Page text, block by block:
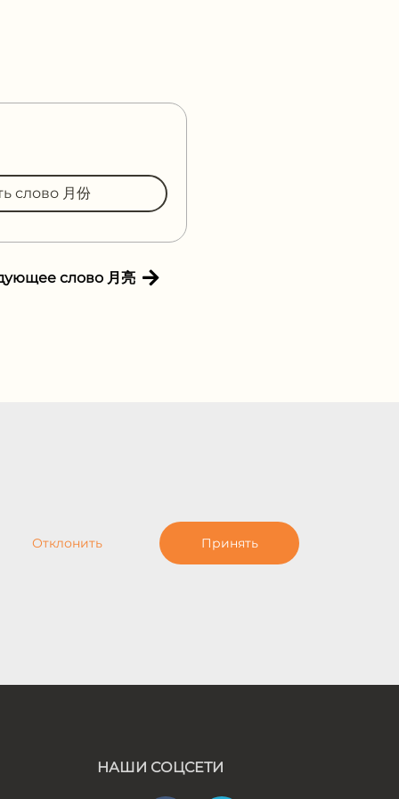
слово 月份
слово 月亮
Отклонить Принять
НАШИ СОЦСЕТИ